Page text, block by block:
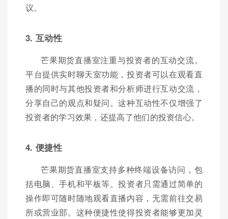
议。
3. 互动性
芒果期货直播室注重与投资者的互动交流。
平台提供实时聊天室功能，投资者可以在观看直
播的同时与其他投资者和分析师进行互动交流，
分享自己的观点和疑问。这种互动性不仅增强了
投资者的学习效果，还提高了他们的投资信心。
4. 便捷性
芒果期货直播室支持多种终端设备访问，包
括电脑、手机和平板等。投资者只需通过简单的
操作即可随时随地观看直播内容，无需前往交易
所或营业部。这种便捷性使得投资者能够更加灵